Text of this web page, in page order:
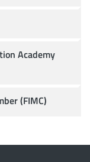
Academy
(FIMC)